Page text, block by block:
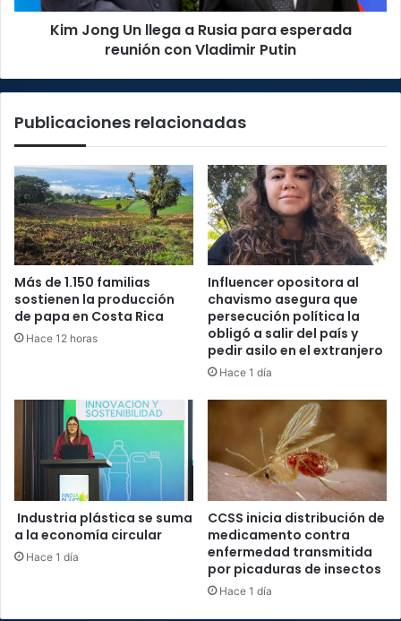
reunión
Kim Jong Un llega a Rusia para esperada
reunión con Vladimir Putin
Publicaciones relacionadas
Más de 1.150 familias
sostienen la producción
de papa en Costa Rica
Hace 12 horas
Influencer opositora al
chavismo asegura que
persecución política la
obligó a salir del país y
pedir asilo en el extranjero
Hace 1 día
Industria plástica se suma
a la economía circular
Hace 1 día
CCSS inicia distribución de
medicamento contra
enfermedad transmitida
por picaduras de insectos
Hace 1 día